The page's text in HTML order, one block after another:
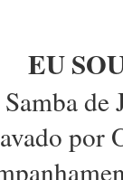
EU
Samba de
por